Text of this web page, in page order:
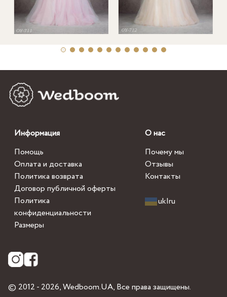
Информация
Помощь
Оплата и доставка
Политика возврата
Договор публичной оферты
Политика
конфиденциальности
Размеры
О нас
Почему мы
Отзывы
Контакты
uk|ru
© 2012 - 2026,Wedboom.UA, Все права защищены.